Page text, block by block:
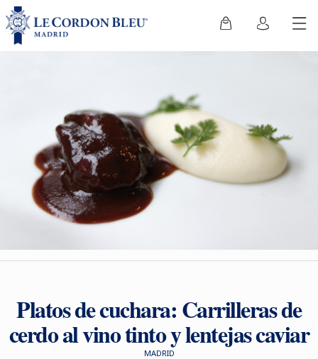
Platos de cuchara: Carrilleras de
cerdo al vino tinto y lentejas caviar
MADRID